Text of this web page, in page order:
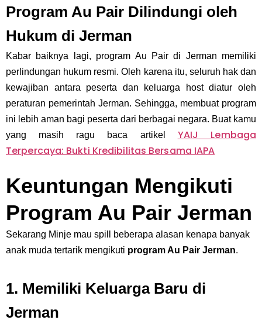
Program Au Pair Dilindungi oleh
Hukum di Jerman
Kabar baiknya lagi, program Au Pair di Jerman memiliki
perlindungan hukum resmi. Oleh karena itu, seluruh hak dan
kewajiban antara peserta dan keluarga host diatur oleh
peraturan pemerintah Jerman. Sehingga, membuat program
ini lebih aman bagi peserta dari berbagai negara. Buat kamu
yang masih ragu baca artikel YAIJ Lembaga
Terpercaya: Bukti Kredibilitas Bersama IAPA
Keuntungan Mengikuti
Program Au Pair Jerman
Sekarang Minje mau spill beberapa alasan kenapa banyak
anak muda tertarik mengikuti program Au Pair Jerman.
1. Memiliki Keluarga Baru di
Jerman